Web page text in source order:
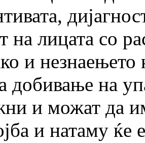
на лицата со
и
добивање на
и можат да
и натаму ќе